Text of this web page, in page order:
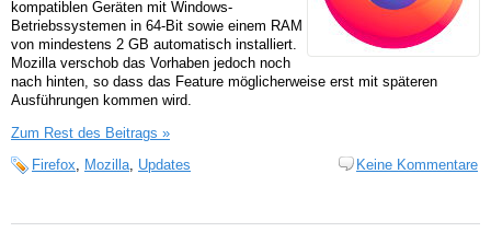
kompatiblen Geräten mit Windows-
Betriebssystemen in 64-Bit sowie einem RAM
von mindestens 2 GB automatisch installiert.
Mozilla verschob das Vorhaben jedoch noch
nach hinten, so dass das Feature möglicherweise erst mit späteren
Ausführungen kommen wird.
Zum Rest des Beitrags »
Firefox, Mozilla, Updates Keine Kommentare